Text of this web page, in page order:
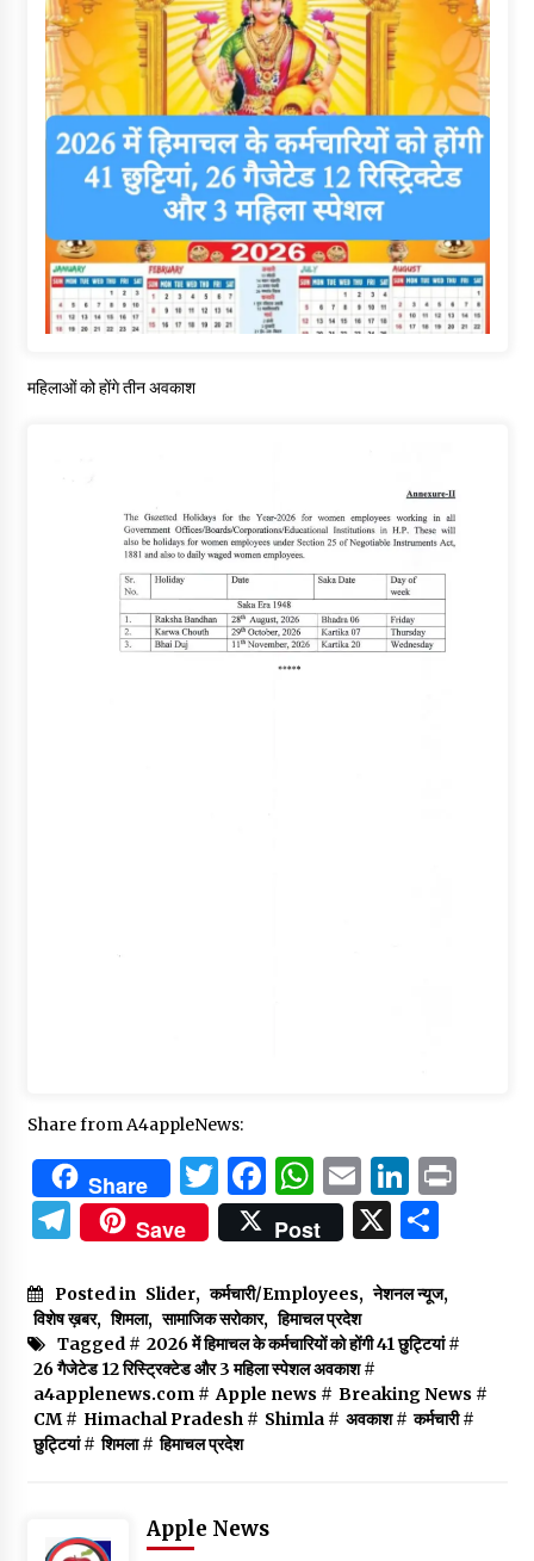
महिलाओं को होंगे तीन अवकाश
Share from A4appleNews:
Share Twitter
Facebook
WhatsApp
Email
Telegram
Save Post X
Posted in Slider, कर्मचारी/Employees, नेशनल न्यूज,
विशेष ख़बर, शिमला, सामाजिक सरोकार, हिमाचल प्रदेश
Tagged # 2026 में हिमाचल के कर्मचारियों को होंगी 41 छुट्टियां#
26 गैजेटेड 12 रिस्ट्रिक्टेड और 3 महिला स्पेशल अवकाश#
a4applenews.com# Apple news # Breaking News #
CM# Himachal Pradesh# Shimla# अवकाश# कर्मचारी#
छुट्टियां# शिमला# हिमाचल प्रदेश
Apple News